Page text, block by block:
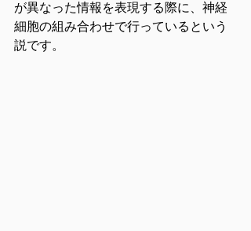
が異なった情報を表現する際に、神経
細胞の組み合わせで行っているという
説です。